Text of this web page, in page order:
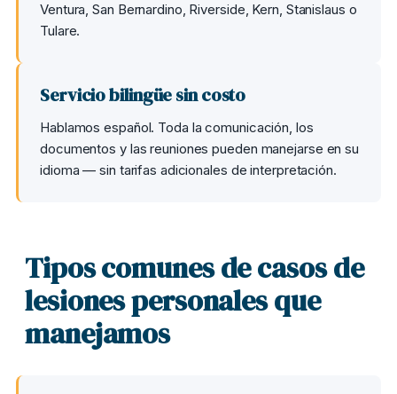
Ventura, San Bernardino, Riverside, Kern, Stanislaus o
Tulare.
Servicio bilingüe sin costo
Hablamos español. Toda la comunicación, los
documentos y las reuniones pueden manejarse en su
idioma — sin tarifas adicionales de interpretación.
Tipos comunes de casos de
lesiones personales que
manejamos